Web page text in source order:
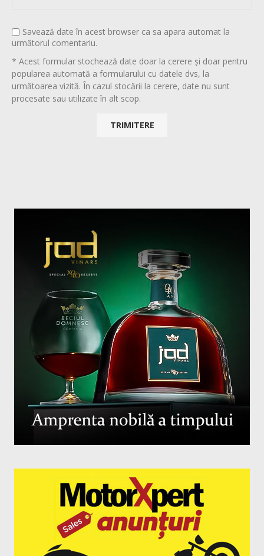
Savează date în acest browser ca sa apara automat la
următorul comentariu.
* Acest formular stochează date doar la cerere și doar pentru
popularea automată a formularului cu datele dvs, la
următoarea vizită. În cazul stocării la cerere, date nu sunt
procesate sau utilizate în alt scop.